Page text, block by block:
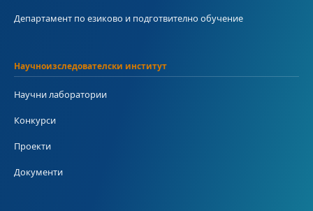
Департамент по езиково и подготвително обучение
Научноизследователски институт
Научни лаборатории
Конкурси
Проекти
Документи